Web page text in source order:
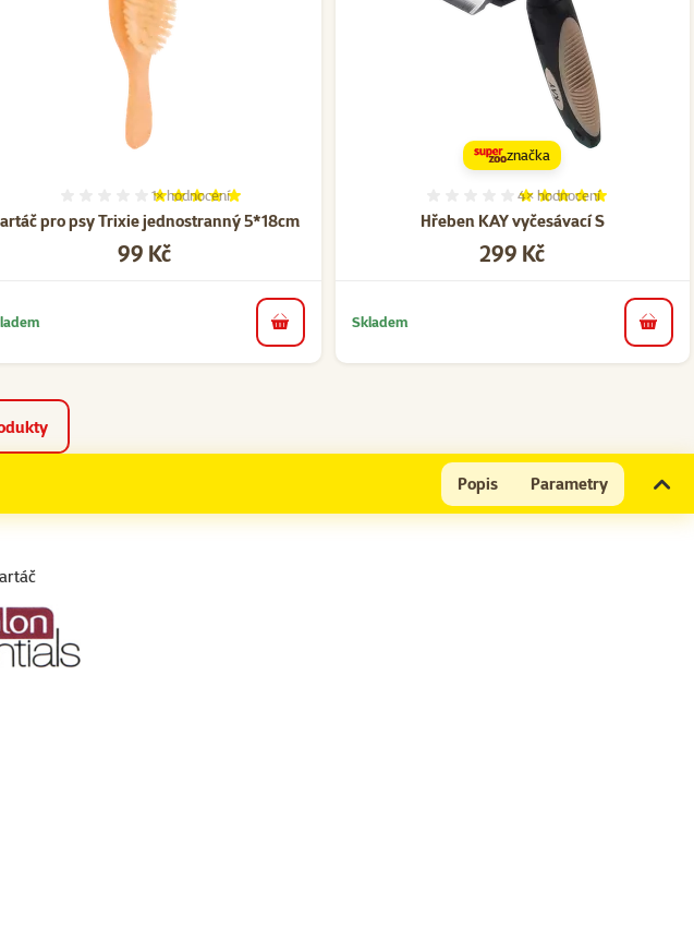
5
pro psy Trixie jednostranný 5*18cm
Hodnocení 100%, počet hodnocení: 1
1×hodnocení
Cena
99 Kč
do košíku
Hřeben KAY vyčesávací S
Hodnocení 100%, počet
4× hodnocení
Cena
299 Kč
značka
Skladem do
Popis Parametry